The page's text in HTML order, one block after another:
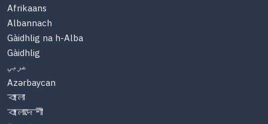
Afrikaans
Albannach
Gàidhlig na h-Alba
Gàidhlig
عربي
Azərbaycan
বাংলা
বাংলাদেশী